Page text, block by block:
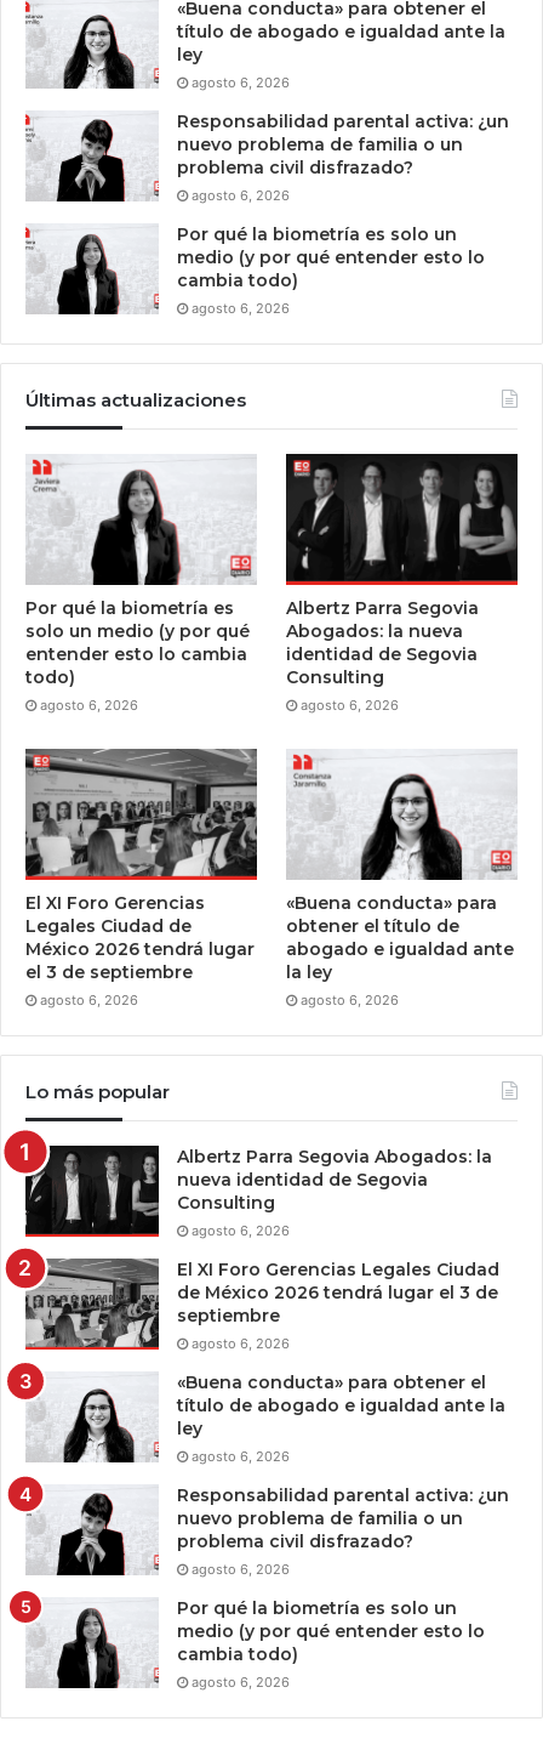
«Buena conducta» para obtener el
título de abogado e igualdad ante la
ley
agosto 6, 2026
Responsabilidad parental activa: ¿un
nuevo problema de familia o un
problema civil disfrazado?
agosto 6, 2026
Por qué la biometría es solo un
medio (y por qué entender esto lo
cambia todo)
agosto 6, 2026
Últimas actualizaciones
Por qué la biometría es
solo un medio (y por qué
entender esto lo cambia
todo)
agosto 6, 2026
Albertz Parra Segovia
Abogados: la nueva
identidad de Segovia
Consulting
agosto 6, 2026
El XI Foro Gerencias
Legales Ciudad de
México 2026 tendrá lugar
el 3 de septiembre
agosto 6, 2026
«Buena conducta» para
obtener el título de
abogado e igualdad ante
la ley
agosto 6, 2026
Lo más popular
Albertz Parra Segovia Abogados: la
nueva identidad de Segovia
Consulting
agosto 6, 2026
El XI Foro Gerencias Legales Ciudad
de México 2026 tendrá lugar el 3 de
septiembre
agosto 6, 2026
«Buena conducta» para obtener el
título de abogado e igualdad ante la
ley
agosto 6, 2026
Responsabilidad parental activa: ¿un
nuevo problema de familia o un
problema civil disfrazado?
agosto 6, 2026
Por qué la biometría es solo un
medio (y por qué entender esto lo
cambia todo)
agosto 6, 2026